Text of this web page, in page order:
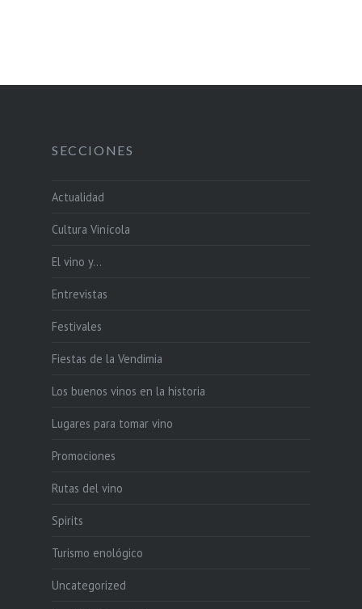
SECCIONES
Actualidad
Cultura Vinícola
El vino y…
Entrevistas
Festivales
Fiestas de la Vendimia
Los buenos vinos en la historia
Lugares para tomar vino
Promociones
Rutas del vino
Spirits
Turismo enológico
Uncategorized